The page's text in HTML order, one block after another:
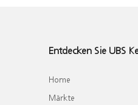
Entdecken Sie UBS
Home
Märkte